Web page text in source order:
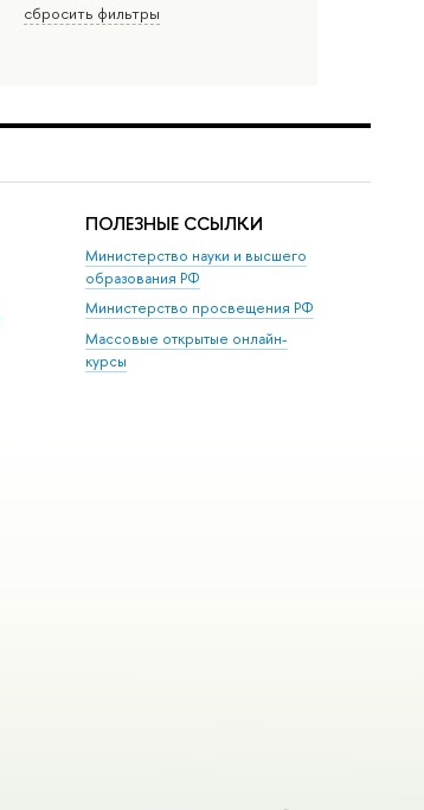
сбросить фильтры
ПОЛЕЗНЫЕ ССЫЛКИ
Министерство науки и высшего
образования РФ
Министерство просвещения РФ
Массовые открытые онлайн-
курсы